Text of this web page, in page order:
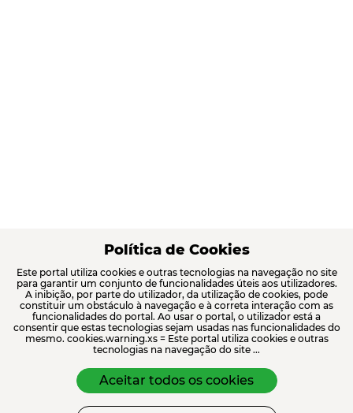
Política de Cookies
Este portal utiliza cookies e outras tecnologias na navegação no site
para garantir um conjunto de funcionalidades úteis aos utilizadores.
A inibição, por parte do utilizador, da utilização de cookies, pode
constituir um obstáculo à navegação e à correta interação com as
funcionalidades do portal. Ao usar o portal, o utilizador está a
consentir que estas tecnologias sejam usadas nas funcionalidades do
mesmo. cookies.warning.xs = Este portal utiliza cookies e outras
tecnologias na navegação do site ...
Aceitar todos os cookies